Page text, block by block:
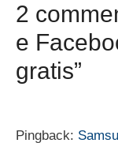
2
e
gratis”
Pingback: